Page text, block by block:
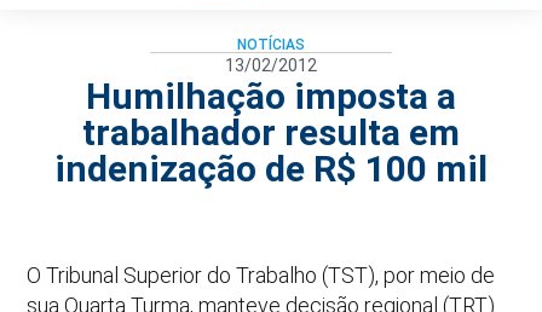
NOTÍCIAS
13/02/2012
Humilhação imposta a
trabalhador resulta em
indenização de R$ 100 mil
O Tribunal Superior do Trabalho (TST), por meio de
sua Quarta Turma, manteve decisão regional (TRT)